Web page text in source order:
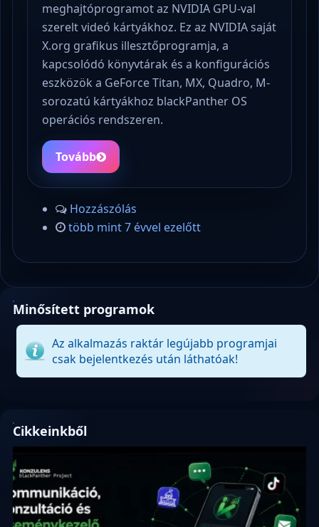
meghajtóprogramot az NVIDIA GPU-val
szerelt videó kártyákhoz. Ez az NVIDIA saját
X.org grafikus illesztőprogramja, a
kapcsolódó könyvtárak és a konfigurációs
eszközök a GeForce Titan, MX, Quadro, M-
sorozatú kártyákhoz blackPanther OS
operációs rendszeren.
Tovább
Hozzászólás
több mint 7 évvel ezelőtt
Minősített programok
Az alkalmazás raktár legújabb programjai
csak bejelentkezés után láthatóak!
Cikkeinkből